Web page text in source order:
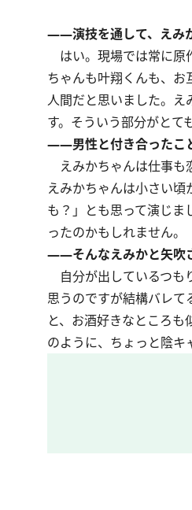
――演技を通して、えみ
はい。現場では常に原
ちゃんも叶翔くんも、
人間だと思いました。え
す。そういう部分がとて
――男性と付き合ったこ
えみかちゃんは仕事も
えみかちゃんは小さい
も？」とも思って演じま
ったのかもしれません。
――そんなえみかと矢吹
自分が出しているつも
思うのですが結構バレ
と、お酒好きなところ
のように、ちょっと陰キ